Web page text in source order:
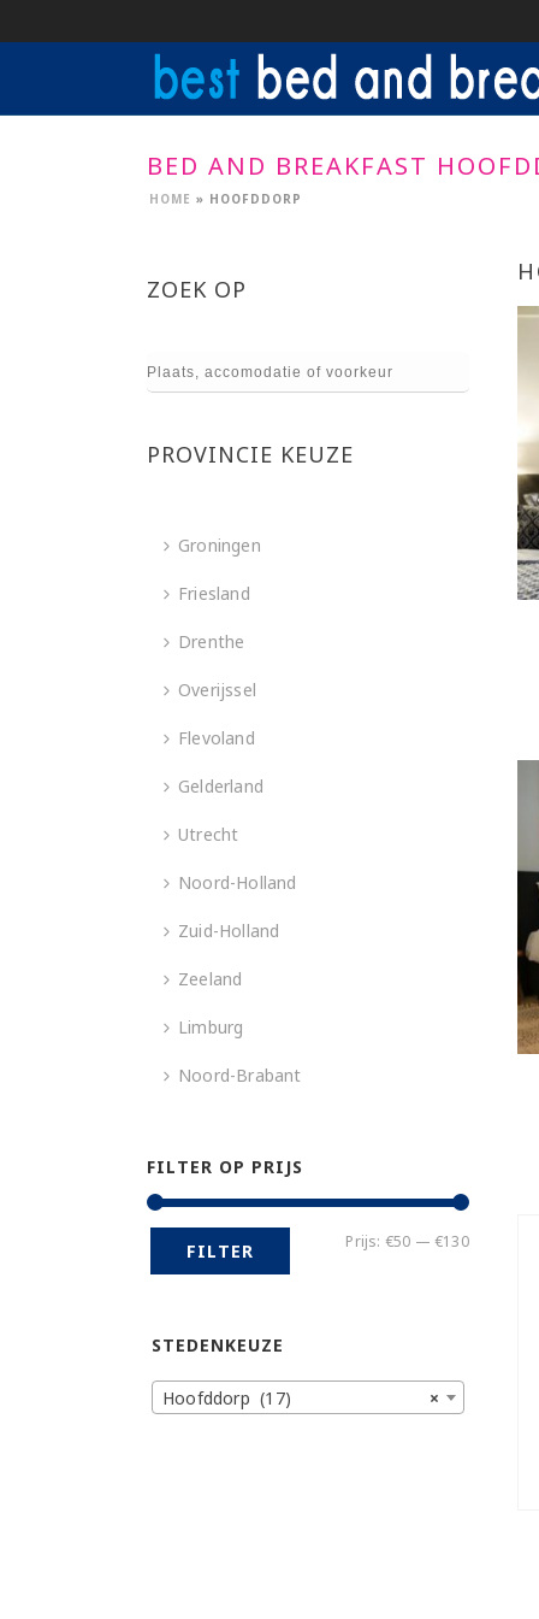
BED AND BREAKFAST
HOME » HOOFDDORP
ZOEK OP
PROVINCIE KEUZE
Groningen
Friesland
Drenthe
Overijssel
Flevoland
Gelderland
Utrecht
Noord-Holland
Zuid-Holland
Zeeland
Limburg
Noord-Brabant
FILTER OP PRIJS
Min.
Max.
FILTER Prijs: €50 — €130
STEDENKEUZE
×
Hoofddorp (17)